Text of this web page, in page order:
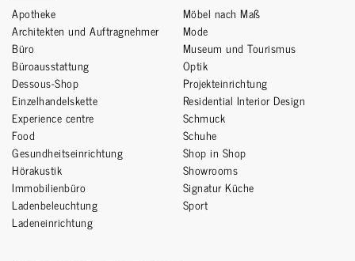
Apotheke
Architekten und Auftragnehmer
Büro
Büroausstattung
Dessous-Shop
Einzelhandelskette
Experience centre
Food
Gesundheitseinrichtung
Hörakustik
Immobilienbüro
Ladenbeleuchtung
Ladeneinrichtung
Möbel nach Maß
Mode
Museum und Tourismus
Optik
Projekteinrichtung
Residential Interior Design
Schmuck
Schuhe
Shop in Shop
Showrooms
Signatur Küche
Sport